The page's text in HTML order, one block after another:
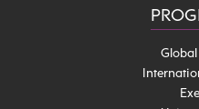
Global